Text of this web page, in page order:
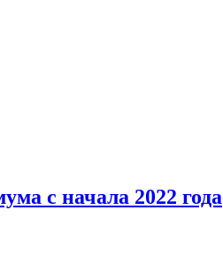
с начала 2022 года